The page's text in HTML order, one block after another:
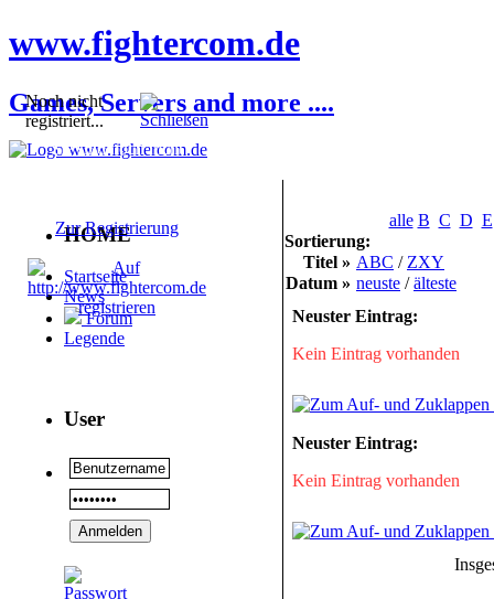
www.fightercom.de
Games, Servers and more ....
HOME
Startseite
News
Forum
Legende
User
alle B C D E
Sortierung:
Titel » ABC / ZXY
Datum » neuste /älteste
Neuster Eintrag:
Kein Eintrag vorhanden
Neuster Eintrag:
Kein Eintrag vorhanden
Noch nicht
registriert...
Sie sind noch nicht
Zur Registrierung